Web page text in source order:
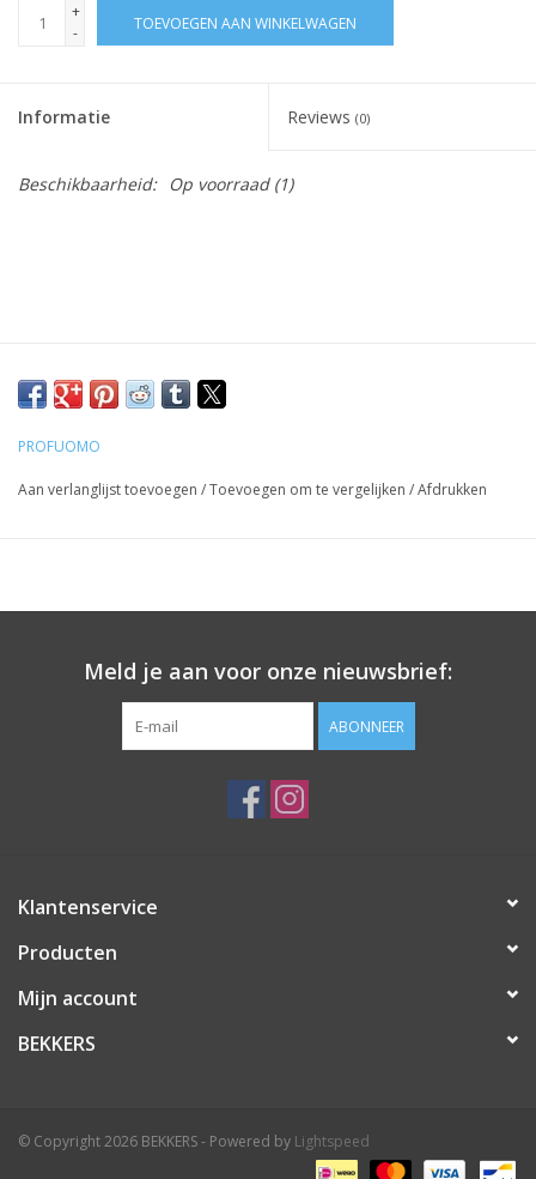
+
-
TOEVOEGEN AAN WINKELWAGEN
Informatie Reviews (0)
Beschikbaarheid: Op voorraad(1)
PROFUOMO
Aan verlanglijst toevoegen /Toevoegen om te vergelijken /Afdrukken
Meld je aan voor onze nieuwsbrief:
ABONNEER
Klantenservice
Producten
Mijn account
BEKKERS
© Copyright 2026 BEKKERS - Powered by Lightspeed